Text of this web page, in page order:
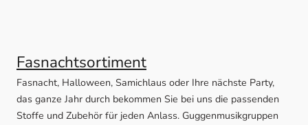
Fasnachtsortiment
Fasnacht, Halloween, Samichlaus oder Ihre nächste Party,
das ganze Jahr durch bekommen Sie bei uns die passenden
Stoffe und Zubehör für jeden Anlass. Guggenmusikgruppen